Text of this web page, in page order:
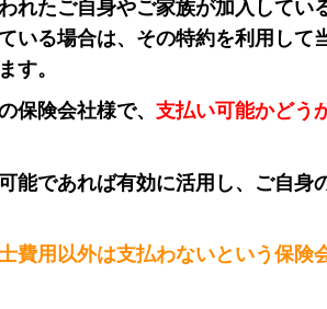
れたご自身やご家族が加入してい
いる場合は、その特約を利用して
す。
保険会社様で、 支払い可能かどう
能であれば有効に活用し、ご自身
費用以外は支払わないという保険